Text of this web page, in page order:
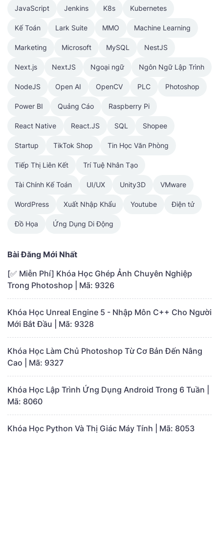
JavaScript Jenkins K8s Kubernetes
Kế Toán Lark Suite MMO Machine Learning
Marketing Microsoft MySQL NestJS
Next.js NextJS Ngoại ngữ Ngôn Ngữ Lập Trình
NodeJS Open AI OpenCV PLC Photoshop
Power BI Quảng Cáo Raspberry Pi
React Native React.JS SQL Shopee
Startup TikTok Shop Tin Học Văn Phòng
Tiếp Thị Liên Kết Trí Tuệ Nhân Tạo
Tài Chính Kế Toán UI/UX Unity3D VMware
WordPress Xuất Nhập Khẩu Youtube Điện tử
Đồ Họa Ứng Dụng Di Động
Bài Đăng Mới Nhất
[✅ Miễn Phí] Khóa Học Ghép Ảnh Chuyên Nghiệp
Trong Photoshop | Mã: 9326
Khóa Học Unreal Engine 5 - Nhập Môn C++ Cho Người
Mới Bắt Đầu | Mã: 9328
Khóa Học Làm Chủ Photoshop Từ Cơ Bản Đến Nâng
Cao | Mã: 9327
Khóa Học Lập Trình Ứng Dụng Android Trong 6 Tuần |
Mã: 8060
Khóa Học Python Và Thị Giác Máy Tính | Mã: 8053